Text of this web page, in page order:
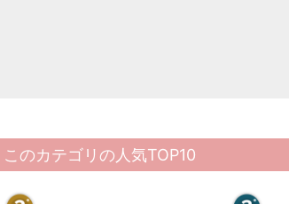
このカテゴリの人気TOP10